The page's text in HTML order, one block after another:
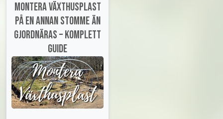
Montera växthusplast
på en annan stomme än
GjordNäras – komplett
guide